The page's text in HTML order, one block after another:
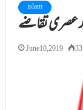
islam
عصری تقاضے
June 10, 2019 33